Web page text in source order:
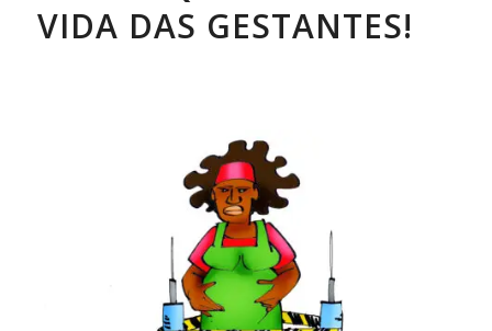
VIDA DAS GESTANTES!